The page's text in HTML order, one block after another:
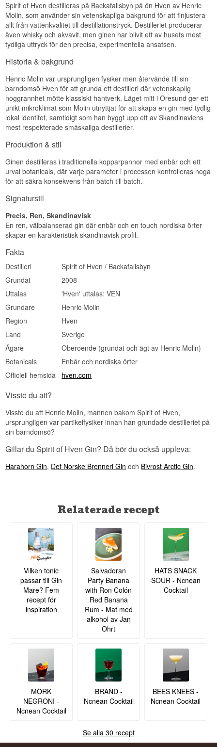
Spirit of Hven destilleras på Backafallsbyn på ön Hven av Henric
Molin, som använder sin vetenskapliga bakgrund för att finjustera
allt från vattenkvalitet till destillationstryck. Destilleriet producerar
även whisky och akvavit, men ginen har blivit ett av husets mest
tydliga uttryck för den precisa, experimentella ansatsen.
Historia & bakgrund
Henric Molin var ursprungligen fysiker men återvände till sin
barndomsö Hven för att grunda ett destilleri där vetenskaplig
noggrannhet mötte klassiskt hantverk. Läget mitt i Öresund ger ett
unikt mikroklimat som Molin utnyttjat för att skapa en gin med tydlig
lokal identitet, samtidigt som han byggt upp ett av Skandinaviens
mest respekterade småskaliga destillerier.
Produktion & stil
Ginen destilleras i traditionella kopparpannor med enbär och ett
urval botanicals, där varje parameter i processen kontrolleras noga
för att säkra konsekvens från batch till batch.
Signaturstil
Precis, Ren, Skandinavisk
En ren, välbalanserad gin där enbär och en touch nordiska örter
skapar en karakteristisk skandinavisk profil.
Fakta
Destilleri
Spirit of Hven / Backafallsbyn
Grundat
2008
Uttalas
'Hven' uttalas: VEN
Grundare
Henric Molin
Region
Hven
Land
Sverige
Ägare
Oberoende (grundat och ägt av Henric Molin)
Botanicals
Enbär och nordiska örter
Officiell hemsida
hven.com
Visste du att?
Visste du att Henric Molin, mannen bakom Spirit of Hven,
ursprungligen var partikelfysiker innan han grundade destilleriet på
sin barndomsö?
Gillar du Spirit of Hven Gin? Då bör du också uppleva:
Harahorn Gin, Det Norske Brenneri Gin och Bivrost Arctic Gin.
Relaterade recept
Vilken tonic
passar till Gin
Mare? Fem
recept för
inspiration
Salvadoran
Party Banana
with Ron Colón
Red Banana
Rum - Mat med
alkohol av Jan
Ohrt
HATS SNACK
SOUR - Ncnean
Cocktail
MÖRK
NEGRONI -
Ncnean Cocktail
BRAND -
Ncnean Cocktail
BEES KNEES -
Ncnean Cocktail
Se alla 30 recept